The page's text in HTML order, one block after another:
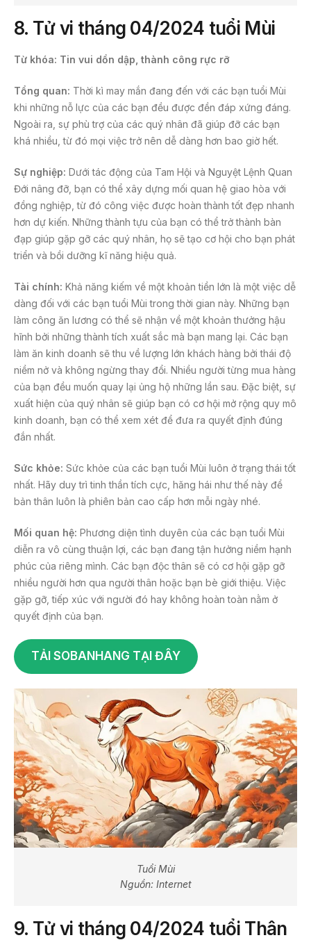
8. Tử vi tháng 04/2024 tuổi Mùi
Từ khóa: Tin vui dồn dập, thành công rực rỡ
Tổng quan: Thời kì may mắn đang đến với các bạn tuổi Mùi
khi những nỗ lực của các bạn đều được đền đáp xứng đáng.
Ngoài ra, sự phù trợ của các quý nhân đã giúp đỡ các bạn
khá nhiều, từ đó mọi việc trở nên dễ dàng hơn bao giờ hết.
Sự nghiệp: Dưới tác động của Tam Hội và Nguyệt Lệnh Quan
Đới nâng đỡ, bạn có thể xây dựng mối quan hệ giao hòa với
đồng nghiệp, từ đó công việc được hoàn thành tốt đẹp nhanh
hơn dự kiến. Những thành tựu của bạn có thể trở thành bàn
đạp giúp gặp gỡ các quý nhân, họ sẽ tạo cơ hội cho bạn phát
triển và bồi dưỡng kĩ năng hiệu quả.
Tài chính: Khả năng kiếm về một khoản tiền lớn là một việc dễ
dàng đối với các bạn tuổi Mùi trong thời gian này. Những bạn
làm công ăn lương có thể sẽ nhận về một khoản thưởng hậu
hĩnh bởi những thành tích xuất sắc mà bạn mang lại. Các bạn
làm ăn kinh doanh sẽ thu về lượng lớn khách hàng bởi thái độ
niềm nở và không ngừng thay đổi. Nhiều người từng mua hàng
của bạn đều muốn quay lại ủng hộ những lần sau. Đặc biệt, sự
xuất hiện của quý nhân sẽ giúp bạn có cơ hội mở rộng quy mô
kinh doanh, bạn có thể xem xét để đưa ra quyết định đúng
đắn nhất.
Sức khỏe: Sức khỏe của các bạn tuổi Mùi luôn ở trạng thái tốt
nhất. Hãy duy trì tinh thần tích cực, hăng hái như thế này để
bản thân luôn là phiên bản cao cấp hơn mỗi ngày nhé.
Mối quan hệ: Phương diện tình duyên của các bạn tuổi Mùi
diễn ra vô cùng thuận lợi, các bạn đang tận hưởng niềm hạnh
phúc của riêng mình. Các bạn độc thân sẽ có cơ hội gặp gỡ
nhiều người hơn qua người thân hoặc bạn bè giới thiệu. Việc
gặp gỡ, tiếp xúc với người đó hay không hoàn toàn nằm ở
quyết định của bạn.
TẢI SOBANHANG TẠI ĐÂY
Tuổi Mùi
Nguồn: Internet
9. Tử vi tháng 04/2024 tuổi Thân